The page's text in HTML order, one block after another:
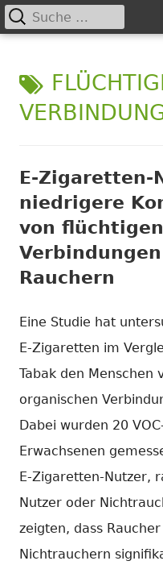
zum
Inhalt
Primäres
Suche
nach:
E-Zigaretten-
niedrigere
von
Rauchern
Eine Studie hat
E-Zigaretten im
Tabak den Menschen
organischen
Dabei wurden 20
Erwachsenen
E-Zigaretten-Nutzer,
Nutzer oder
zeigten, dass
Nichtrauchern